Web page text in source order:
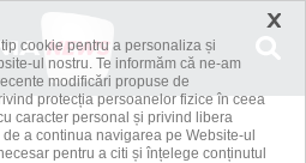
×
cookie pentru a personaliza și
ul nostru. Te informăm că ne-am
modificări propuse de
protecția persoanelor fizice în ceea
caracter personal și privind libera
a continua navigarea pe Website-ul
pentru a citi și înțelege conținutul